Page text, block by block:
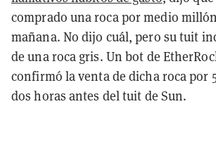
comprado una roca por medio
mañana. No dijo cuál, pero su tuit
de una roca gris. Un bot de
confirmó la venta de dicha roca por
dos horas antes del tuit de Sun.